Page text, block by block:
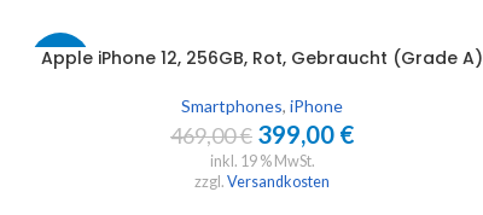
-15%
IN DEN WARENKORB
Apple iPhone 12, 256GB, Rot, Gebraucht (Grade A)
Smartphones, iPhone
469,00€ 399,00 €
inkl. 19 % MwSt.
zzgl. Versandkosten